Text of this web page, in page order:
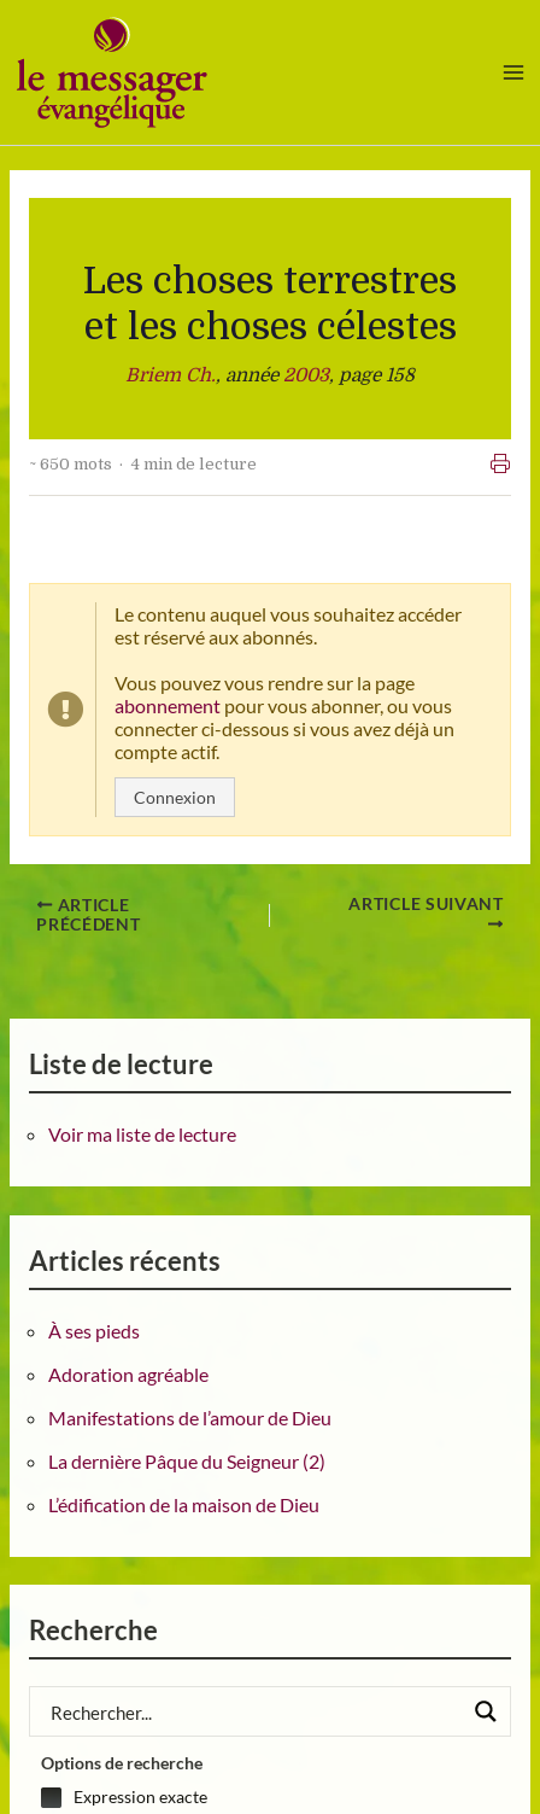
contenu
Les choses terrestres
et les choses célestes
Briem Ch., année 2003, page 158
~ 650 mots · 4 min de lecture
Le contenu auquel vous souhaitez accéder
est réservé aux abonnés.
Vous pouvez vous rendre sur la page
abonnementpour vous abonner, ou vous
connecter ci-dessous si vous avez déjà un
compte actif.
Connexion
ARTICLE
PRÉCÉDENT
ARTICLE SUIVANT
Liste de lecture
Voir ma liste de lecture
Articles récents
À ses pieds
Adoration agréable
Manifestations de l’amour de Dieu
La dernière Pâque du Seigneur (2)
L’édification de la maison de Dieu
Recherche
Options de recherche
Expression exacte